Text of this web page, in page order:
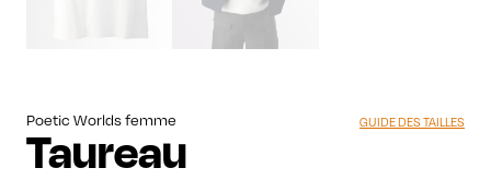
Poetic Worlds femme
Taureau
GUIDE DES TAILLES